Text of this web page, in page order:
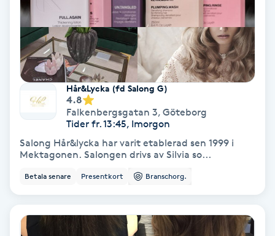
MicroPen
Microshading
Mixfransar
Nagelförlängning
Nagelförlängning akryl
Nagelförlängning gelé
Nagelförlängning glasfiber
Hår&Lycka (fd Salong G)
4.8
Falkenbergsgatan 3, Göteborg
Tider fr. 13:45, Imorgon
Salong Hår&lycka har varit etablerad sen 1999 i
Mektagonen. Salongen drivs av Silvia so...
Betala senare Presentkort Branschorg.